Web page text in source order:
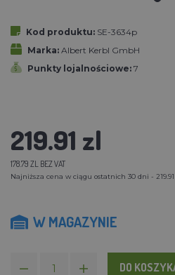
Kod produktu: SE-3634p
Marka: Albert Kerbl GmbH
Punkty lojalnościowe: 7
219.91 zl
178.79 ZL BEZ VAT
Najniższa cena w ciągu ostatnich 30 dni -
W MAGAZYNIE
DO